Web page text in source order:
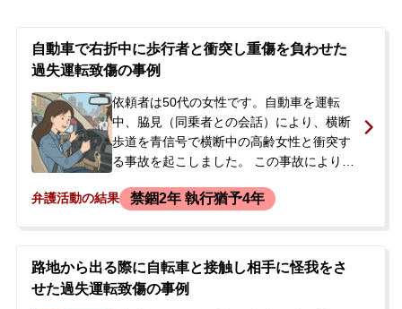
自動車で右折中に歩行者と衝突し重傷を負わせた
過失運転致傷の事例
依頼者は50代の女性です。自動車を運転
中、脇見（同乗者との会話）により、横断
歩道を青信号で横断中の高齢女性と衝突す
る事故を起こしました。 この事故により、
を負い、嚥下障害などの重篤な後遺症が残
罰感情が示されており、依頼者は自らが招
いた結果の重大さと、今後の刑事手続きへ
の不安から、当事務所へご相談に来られま
弁護活動の結果 禁錮2年 執行猶予4年
路地から出る際に自転車と接触し相手に怪我をさ
せた過失運転致傷の事例